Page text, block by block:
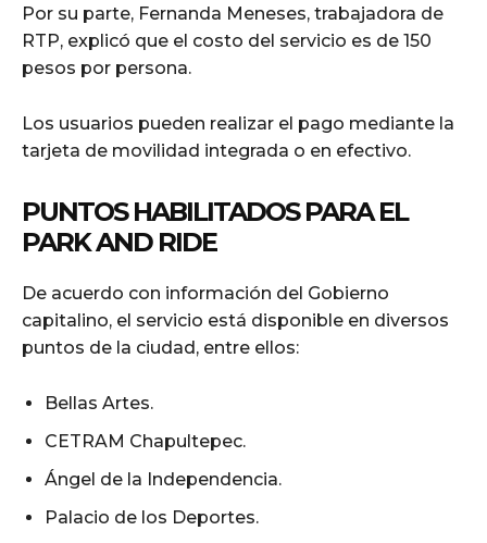
Por su parte, Fernanda Meneses, trabajadora de
RTP, explicó que el costo del servicio es de 150
pesos por persona.
Los usuarios pueden realizar el pago mediante la
tarjeta de movilidad integrada o en efectivo.
PUNTOS HABILITADOS PARA EL
PARK AND RIDE
De acuerdo con información del Gobierno
capitalino, el servicio está disponible en diversos
puntos de la ciudad, entre ellos:
Bellas Artes.
CETRAM Chapultepec.
Ángel de la Independencia.
Palacio de los Deportes.